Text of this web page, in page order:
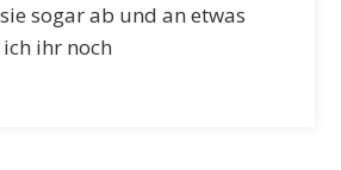
sogar ab und an etwas
ihr noch